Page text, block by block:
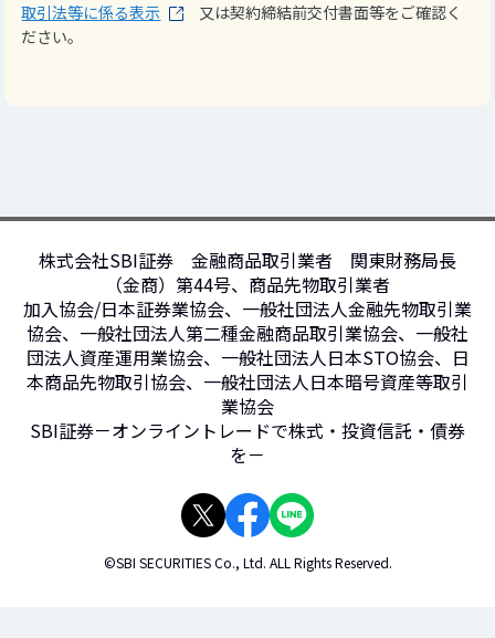
取引法等に係る表示
又は契約締結前交付書面等をご確認く
ださい。
株式会社SBI証券 金融商品取引業者 関東財務局長
（金商）第44号、商品先物取引業者
加入協会/日本証券業協会、一般社団法人金融先物取引業
協会、一般社団法人第二種金融商品取引業協会、一般社
団法人資産運用業協会、一般社団法人日本STO協会、日
本商品先物取引協会、一般社団法人日本暗号資産等取引
業協会
SBI証券－オンライントレードで株式・投資信託・債券
を－
©SBI SECURITIES Co., Ltd. ALL Rights Reserved.